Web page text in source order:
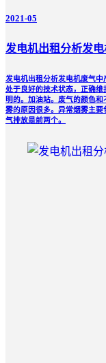
2021-05
发电机出租分析发
发电机出租分析发电机废气
处于良好的技术状态，正确
明的。加油站。废气的颜色
雾的原因很多。异常烟雾主
气排放是前两个。